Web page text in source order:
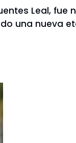
Leal,
una nueva